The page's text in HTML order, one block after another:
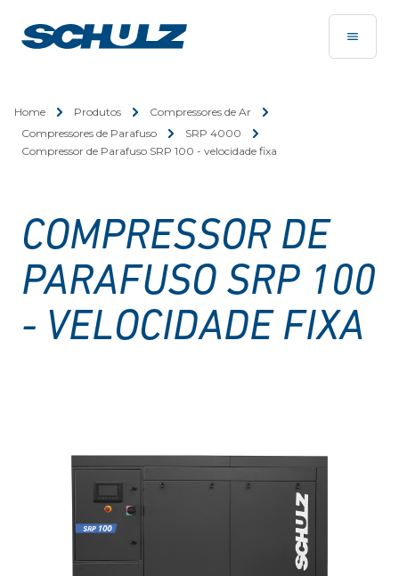
Home Produtos
Compressores de Ar
Compressores de Parafuso
SRP 4000
Compressor de Parafuso SRP 100 - velocidade fixa
COMPRESSOR DE
PARAFUSO SRP 100
- VELOCIDADE FIXA